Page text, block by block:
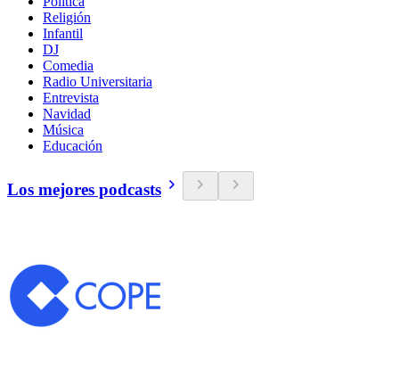
Religión
Infantil
DJ
Comedia
Radio Universitaria
Entrevista
Navidad
Música
Educación
Los mejores podcasts